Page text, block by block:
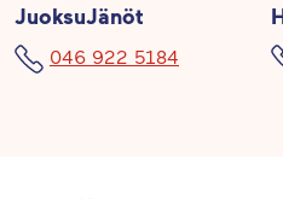
JuoksuJänöt
046 922 5184